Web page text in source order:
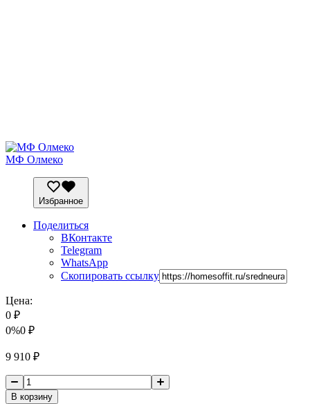
МФ Олмеко
Избранное
Поделиться
ВКонтакте
Telegram
WhatsApp
Скопировать ссылку
Цена:
0 ₽
0%0 ₽
9 910 ₽
В корзину